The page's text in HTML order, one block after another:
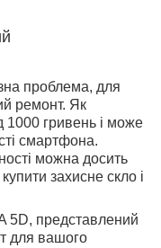
проблема, для
ремонт. Як
1000 гривень і може
смартфона.
можна досить
захисне скло і
5D, представлений
для вашого